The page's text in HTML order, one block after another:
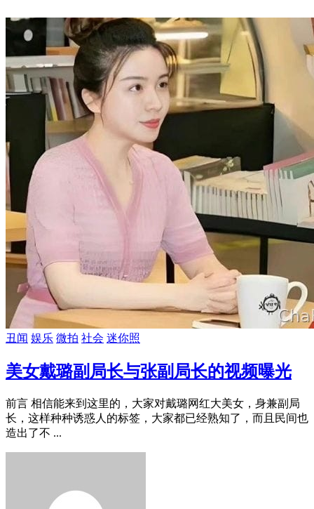
丑闻 娱乐 微拍 社会 迷你照
美女戴璐副局长与张副局长的视频曝光
前言 相信能来到这里的，大家对戴璐网红大美女，身兼副局
长，这样种种诱惑人的标签，大家都已经熟知了，而且民间也
造出了不 ...